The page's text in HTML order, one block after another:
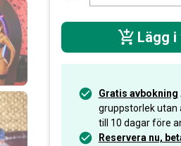
Lägg
Gratis avbokning
gruppstorlek utan
till 10 dagar före
Reservera nu,